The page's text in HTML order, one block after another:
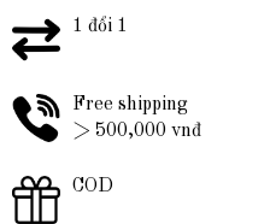
1 đổi 1
Free shipping
> 500,000 vnđ
COD